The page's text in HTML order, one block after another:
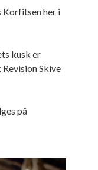
Korfitsen her i
kusk er
Skive
på